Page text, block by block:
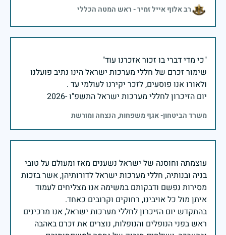
רב אלוף אייל זמיר - ראש המטה הכללי
שימור זכרם של חללי מערכות ישראל הינו נתיב פועלנו
יום הזיכרון לחללי מערכות ישראל התשפ"ו -2026
משרד הביטחון- אגף משפחות, הנצחה ומורשת
עוצמתה וחוסנה של ישראל נשענים מאז ומעולם על טובי
בניה ובנותיה, חללי מערכות ישראל לדורותיהן, אשר בזכות
מסירות נפשם ודבקותם במשימה אנו מצליחים לעמוד
בהתקדש יום הזיכרון לחללי מערכות ישראל, אנו מרכינים
ראש בפני הנופלים והנופלות, נוצרים את זכרם באהבה